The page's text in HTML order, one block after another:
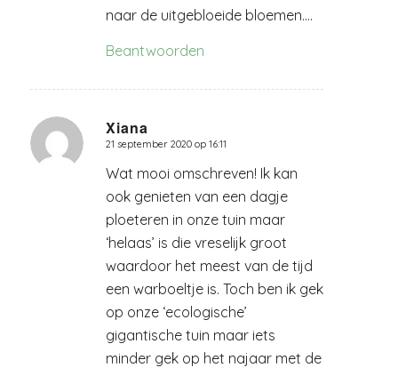
naar de uitgebloeide bloemen….
Beantwoorden
Xiana
zegt:
21 september 2020 op 16:11
Wat mooi omschreven! Ik kan
ook genieten van een dagje
ploeteren in onze tuin maar
‘helaas’ is die vreselijk groot
waardoor het meest van de tijd
een warboeltje is. Toch ben ik gek
op onze ‘ecologische’
gigantische tuin maar iets
minder gek op het najaar met de